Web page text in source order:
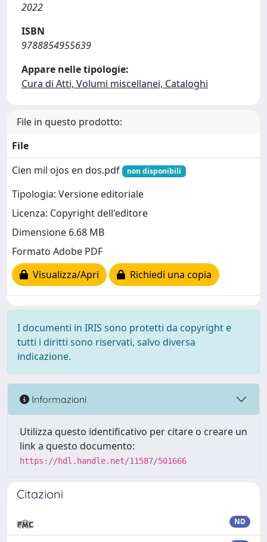
2022
ISBN
9788854955639
Appare nelle tipologie:
Cura di Atti, Volumi miscellanei, Cataloghi
File in questo prodotto:
File
Cien mil ojos en dos.pdf
non disponibili
Tipologia: Versione editoriale
Licenza: Copyright dell'editore
Dimensione 6.68 MB
Formato Adobe PDF
Visualizza/Apri
Richiedi una copia
I documenti in IRIS sono protetti da copyright e
tutti i diritti sono riservati, salvo diversa
indicazione.
Informazioni
Utilizza questo identificativo per citare o creare un
link a questo documento:
https://hdl.handle.net/11587/501666
Citazioni
ND